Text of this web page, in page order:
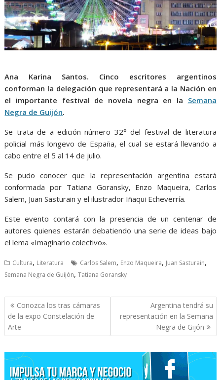
Ana Karina Santos.
Cinco escritores argentinos
conforman la delegación que representará a la Nación en
el importante festival de novela negra en la Semana
Negra de Guijón.
Se trata de a edición número 32° del festival de literatura
policial más longevo de España, el cual se estará llevando a
cabo entre el 5 al 14 de julio.
Se pudo conocer que la representación argentina estará
conformada por Tatiana Goransky, Enzo Maqueira, Carlos
Salem, Juan Sasturain y el ilustrador Iñaqui Echeverría.
Este evento contará con la presencia de un centenar de
autores quienes estarán debatiendo una serie de ideas bajo
el lema «Imaginario colectivo».
Cultura, Literatura Carlos Salem, Enzo Maqueira, Juan Sasturain,
Semana Negra de Guijón,Tatiana Goransky
Navegación
de
entradas
Conozca los tras cámaras
de la expo Constelación de
Arte
Argentina tendrá su
representación en la Semana
Negra de Gijón